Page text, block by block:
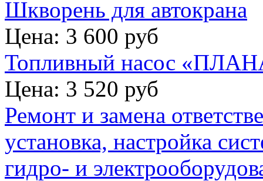
Шкворень для автокрана
Цена: 3 600 руб
Топливный насос
Цена: 3 520 руб
Ремонт и замена
установка, настройка
гидро- и